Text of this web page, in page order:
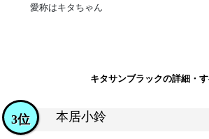
愛称はキタちゃん
キタサンブラックの詳細・
本居小鈴
3位